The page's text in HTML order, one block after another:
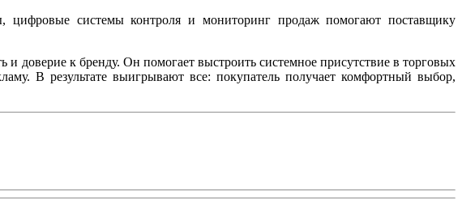
цифровые системы контроля и мониторинг продаж помогают поставщику
доверие к бренду. Он помогает выстроить системное присутствие в торговых
В результате выигрывают все: покупатель получает комфортный выбор,